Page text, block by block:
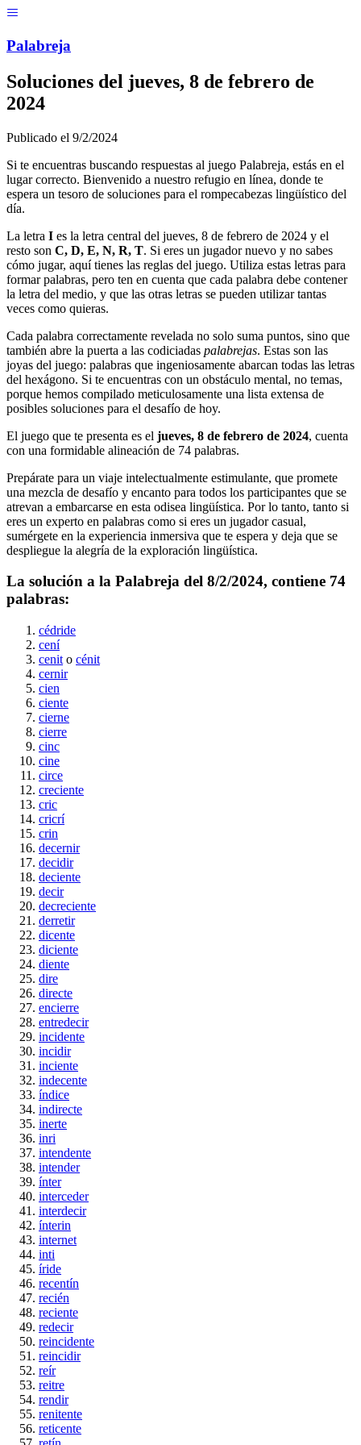
Palabreja
Soluciones del jueves, 8 de febrero de
2024
Publicado el 9/2/2024
Si te encuentras buscando respuestas al juego Palabreja, estás en el
lugar correcto. Bienvenido a nuestro refugio en línea, donde te
espera un tesoro de soluciones para el rompecabezas lingüístico del
día.
La letra I es la letra central del jueves, 8 de febrero de 2024 y el
resto son C, D, E, N, R, T. Si eres un jugador nuevo y no sabes
cómo jugar, aquí tienes las reglas del juego. Utiliza estas letras para
formar palabras, pero ten en cuenta que cada palabra debe contener
la letra del medio, y que las otras letras se pueden utilizar tantas
veces como quieras.
Cada palabra correctamente revelada no solo suma puntos, sino que
también abre la puerta a las codiciadas palabrejas. Estas son las
joyas del juego: palabras que ingeniosamente abarcan todas las letras
del hexágono. Si te encuentras con un obstáculo mental, no temas,
porque hemos compilado meticulosamente una lista extensa de
posibles soluciones para el desafío de hoy.
El juego que te presenta es el jueves, 8 de febrero de 2024, cuenta
con una formidable alineación de 74 palabras.
Prepárate para un viaje intelectualmente estimulante, que promete
una mezcla de desafío y encanto para todos los participantes que se
atrevan a embarcarse en esta odisea lingüística. Por lo tanto, tanto si
eres un experto en palabras como si eres un jugador casual,
sumérgete en la experiencia inmersiva que te espera y deja que se
despliegue la alegría de la exploración lingüística.
La solución a la Palabreja del 8/2/2024, contiene 74
palabras:
cédride
cení
cenit o cénit
cernir
cien
ciente
cierne
cierre
cinc
cine
circe
creciente
cric
cricrí
crin
decernir
decidir
deciente
decir
decreciente
derretir
dicente
diciente
diente
dire
directe
encierre
entredecir
incidente
incidir
inciente
indecente
índice
indirecte
inerte
inri
intendente
intender
ínter
interceder
interdecir
ínterin
internet
inti
íride
recentín
recién
reciente
redecir
reincidente
reincidir
reír
reitre
rendir
renitente
reticente